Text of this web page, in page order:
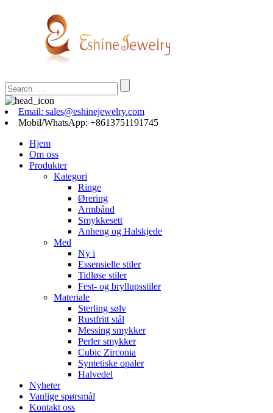
Email: sales@eshinejewelry.com
Mobil/WhatsApp: +8613751191745
Hjem
Om oss
Produkter
Kategori
Ringe
Ørering
Armbånd
Smykkesett
Anheng og Halskjede
Med
Ny i
Essensielle stiler
Tidløse stiler
Fest- og bryllupsstiler
Materiale
Sterling sølv
Rustfritt stål
Messing smykker
Perler smykker
Cubic Zirconia
Syntetiske opaler
Halvedel
Nyheter
Vanlige spørsmål
Kontakt oss